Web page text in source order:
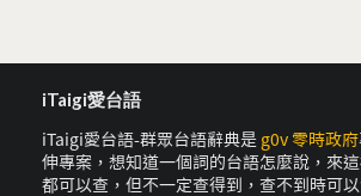
iTaigi愛台語
iTaigi愛台語-群眾台語辭典是 g0v 零時政府
伸專案，想知道一個詞的台語怎麼說，來
都可以查，但不一定查得到，查不到時可